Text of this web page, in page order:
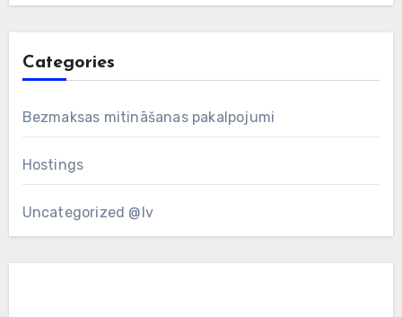
Categories
Bezmaksas mitināšanas pakalpojumi
Hostings
Uncategorized @lv